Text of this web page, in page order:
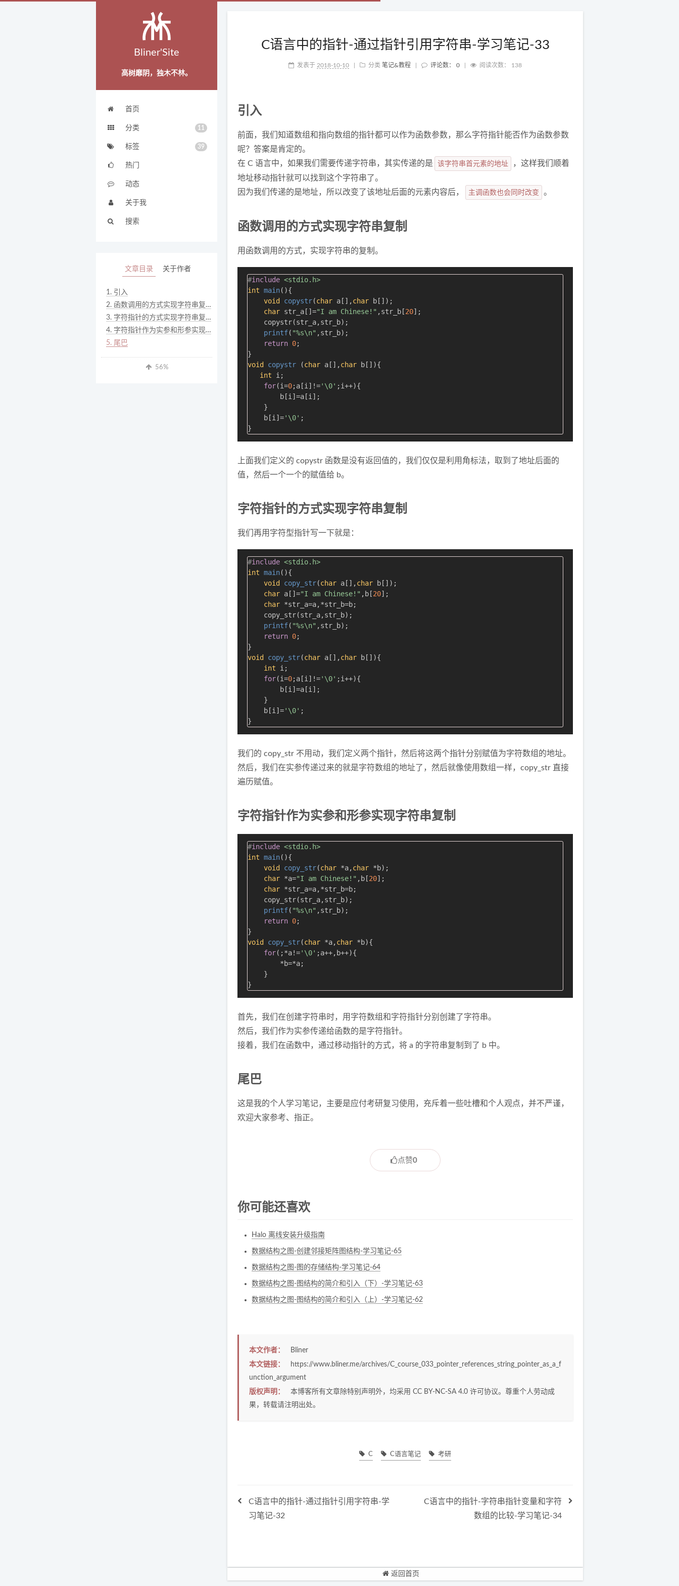
Bliner'Site
高树靡阴，独木不林。
首页
分类 11
标签 39
热门
动态
关于我
搜索
C语言中的指针-通过指针引用字符串-学习笔记-33
发表于 2018-10-10 分类 笔记&教程 评论数： 0 阅读次数： 138
引入
前面，我们知道数组和指向数组的指针都可以作为函数参数，那么字符指针能否作为函数参数
呢？答案是肯定的。
在 C 语言中，如果我们需要传递字符串，其实传递的是
该字符串首元素的地址
，这样我们顺着
地址移动指针就可以找到这个字符串了。
因为我们传递的是地址，所以改变了该地址后面的元素内容后，
主调函数也会同时改变 。
函数调用的方式实现字符串复制
用函数调用的方式，实现字符串的复制。
#include <stdio.h>
int main(){
void
copystr(char a[],char b[]) ;
char str_a[]="I am Chinese!" ,str_b[20];
    copystr(str_a,str_b);
printf( "%s\n" ,str_b);
return 0;
void
copystr (char a[],char b[]){
int i;
for(i=0;a[i]!='\0' ;i++){
        b[i]=a[i];
    }
    b[i]=
'\0' ;
上面我们定义的 copystr 函数是没有返回值的，我们仅仅是利用角标法，取到了地址后面的
值，然后一个一个的赋值给 b。
字符指针的方式实现字符串复制
我们再用字符型指针写一下就是：
#include <stdio.h>
int main(){
void
copy_str(char a[],char b[]) ;
char a[]="I am Chinese!" ,b[20];
char *str_a=a,*str_b=b;
    copy_str(str_a,str_b);
printf( "%s\n" ,str_b);
return 0;
void
copy_str(char a[],char b[]){
int i;
for(i=0;a[i]!='\0' ;i++){
        b[i]=a[i];
    }
    b[i]=
'\0' ;
我们的 copy_str 不用动，我们定义两个指针，然后将这两个指针分别赋值为字符数组的地址。
然后，我们在实参传递过来的就是字符数组的地址了，然后就像使用数组一样，copy_str 直接
遍历赋值。
字符指针作为实参和形参实现字符串复制
#include <stdio.h>
int main(){
void
copy_str(char *a,char *b) ;
char *a="I am Chinese!" ,b[20];
char *str_a=a,*str_b=b;
    copy_str(str_a,str_b);
printf( "%s\n" ,str_b);
return 0;
void
copy_str(char *a,char *b){
for(;*a!='\0' ;a++,b++){
        *b=*a;
    }
首先，我们在创建字符串时，用字符数组和字符指针分别创建了字符串。
然后，我们作为实参传递给函数的是字符指针。
接着，我们在函数中，通过移动指针的方式，将 a 的字符串复制到了 b 中。
尾巴
这是我的个人学习笔记，主要是应付考研复习使用，充斥着一些吐槽和个人观点，并不严谨，
欢迎大家参考、指正。
点赞0
你可能还喜欢
Halo 离线安装升级指南
数据结构之图-创建邻接矩阵图结构-学习笔记-65
数据结构之图-图的存储结构-学习笔记-64
数据结构之图-图结构的简介和引入（下）-学习笔记-63
数据结构之图-图结构的简介和引入（上）-学习笔记-62
本文作者：
Bliner
本文链接：
https://www.bliner.me/archives/C_course_033_pointer_references_string_pointer_as_a_f
unction_argument
版权声明：
本博客所有文章除特别声明外，均采用 CC BY-NC-SA 4.0 许可协议。尊重个人劳动成
果，转载请注明出处。
C C语言笔记 考研
C语言中的指针-通过指针引用字符串-学
习笔记-32
C语言中的指针-字符串指针变量和字符
数组的比较-学习笔记-34
返回首页
文章目录 关于作者
1. 引入
2. 函数调用的方式实现字符串复制
3. 字符指针的方式实现字符串复制
4. 字符指针作为实参和形参实现字符串复制
5. 尾巴
56%